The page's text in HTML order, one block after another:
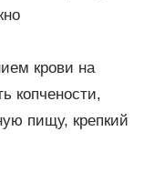
крови на
копчености,
пищу, крепкий